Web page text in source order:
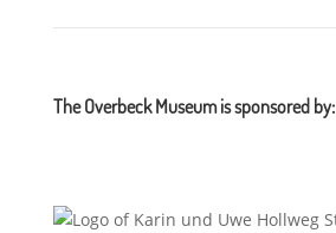
The Overbeck Museum is sponsored by: